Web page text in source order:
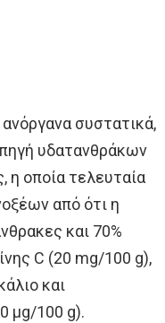
ανόργανα συστατικά,
υδατανθράκων
η οποία τελευταία
από ότι η
και 70%
C (20 mg/100 g),
και
μg/100 g).